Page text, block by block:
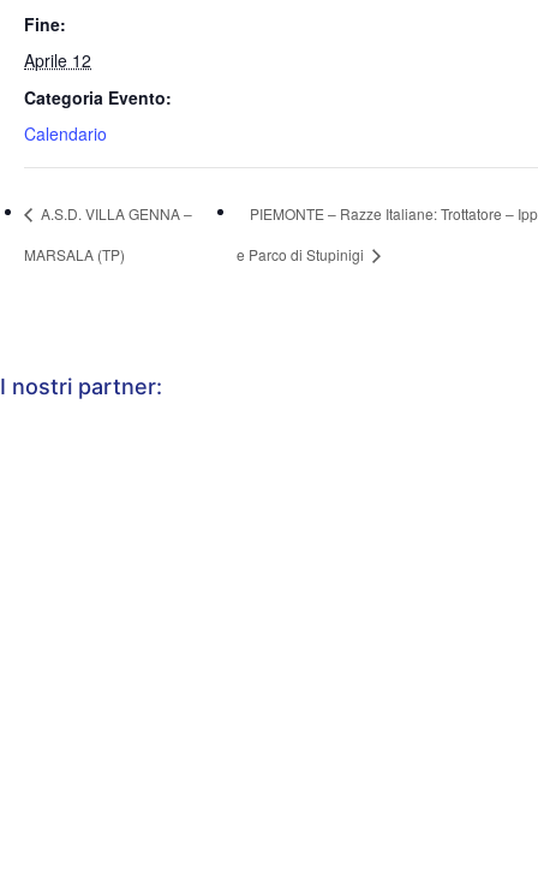
Fine:
Aprile 12
Categoria Evento:
Calendario
A.S.D. VILLA GENNA –
MARSALA (TP)
PIEMONTE – Razze Italiane: Trottatore –
e Parco di Stupinigi
I nostri partner: